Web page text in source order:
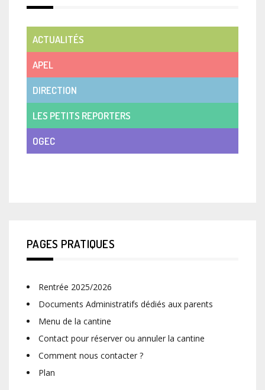
ACTUALITÉS
APEL
DIRECTION
LES PETITS REPORTERS
OGEC
PAGES PRATIQUES
Rentrée 2025/2026
Documents Administratifs dédiés aux parents
Menu de la cantine
Contact pour réserver ou annuler la cantine
Comment nous contacter ?
Plan